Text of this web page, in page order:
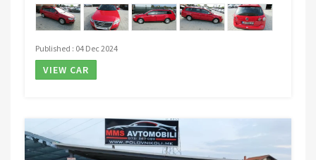
Published : 04 Dec 2024
VIEW CAR